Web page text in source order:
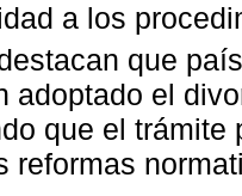
a los
que
adoptado el
que el
reformas